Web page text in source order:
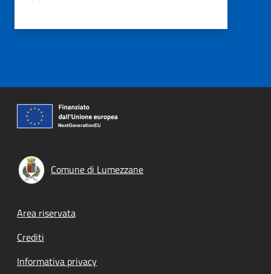
Comune di Lumezzane
Footer menu
Area riservata
Crediti
Informativa privacy